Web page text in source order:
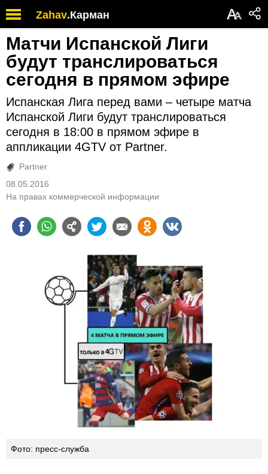
Zahav.Карман АА
Матчи Испанской Лиги
будут транслироваться
сегодня в прямом эфире
Испанская Лига перед вами – четыре матча
Испанской Лиги будут транслироваться
сегодня в 18:00 в прямом эфире в
аппликации 4GTV от Partner.
Partner
08.05.2016
На правах коммерческой информации
Фото: пресс-служба